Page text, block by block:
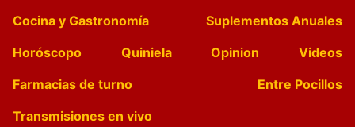
Cocina y Gastronomía
Suplementos Anuales
Horóscopo
Quiniela Opinion
Videos
Farmacias de turno
Entre Pocillos
Transmisiones en vivo